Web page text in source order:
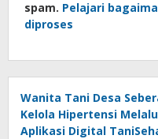
spam. Pelajari
diproses
Wanita Tani Desa
Kelola Hipertensi
Aplikasi Digital